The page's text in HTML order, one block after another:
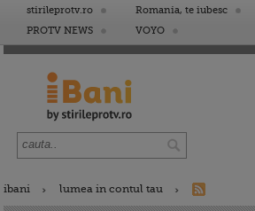
stirileprotv.ro Romania, te iubesc
PROTV NEWS
VOYO
ibani lumea in contul tau